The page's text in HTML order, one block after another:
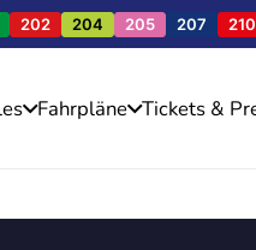
202 204 205 207 210
Fahrpläne Tickets &